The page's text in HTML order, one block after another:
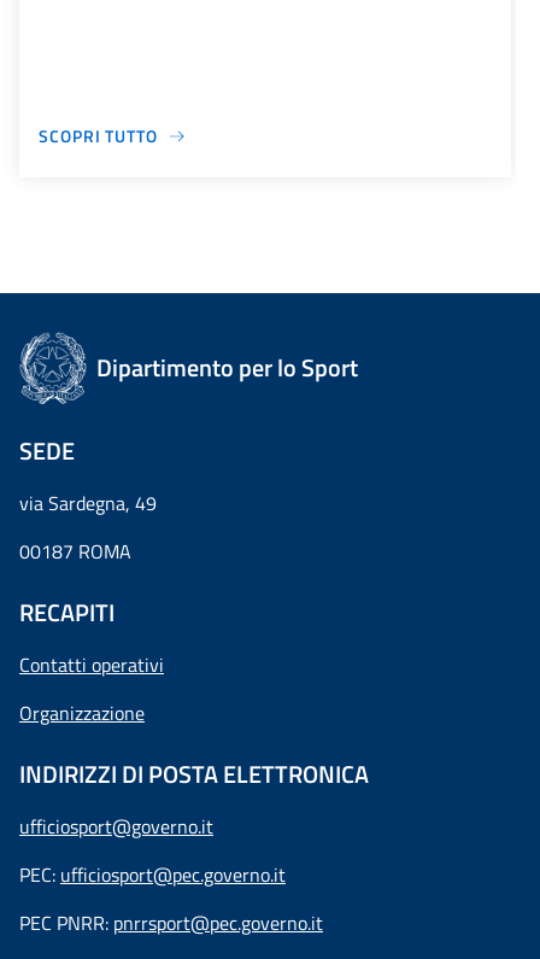
SCOPRI TUTTO
Dipartimento per lo Sport
SEDE
via Sardegna, 49
00187 ROMA
RECAPITI
Contatti operativi
Organizzazione
INDIRIZZI DI POSTA ELETTRONICA
ufficiosport@governo.it
PEC: ufficiosport@pec.governo.it
PEC PNRR: pnrrsport@pec.governo.it